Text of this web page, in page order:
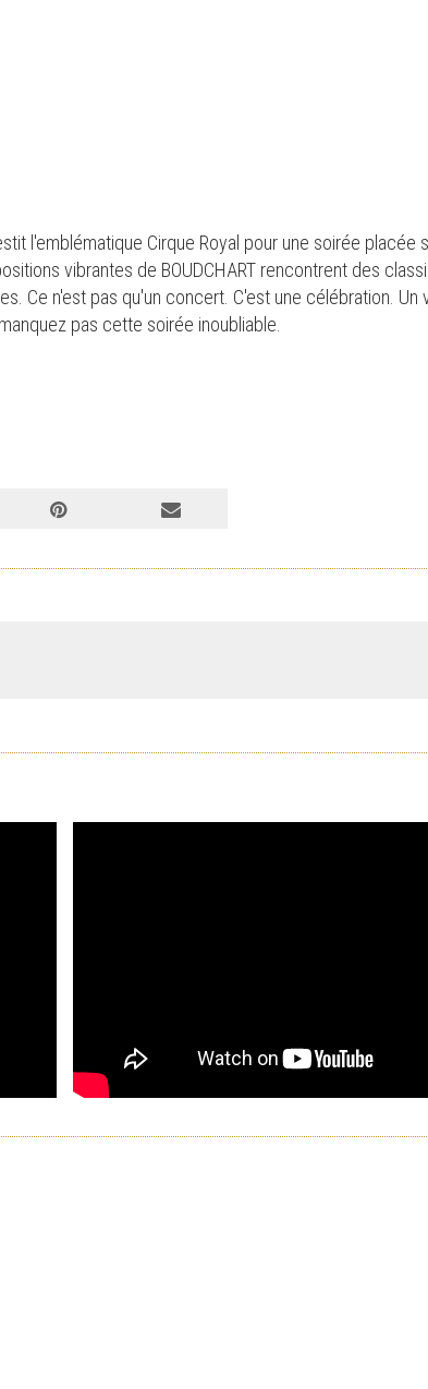
l'emblématique Cirque Royal pour une soirée placée
vibrantes de BOUDCHART rencontrent des
Ce n'est pas qu'un concert. C'est une célébration. Un
pas cette soirée inoubliable.